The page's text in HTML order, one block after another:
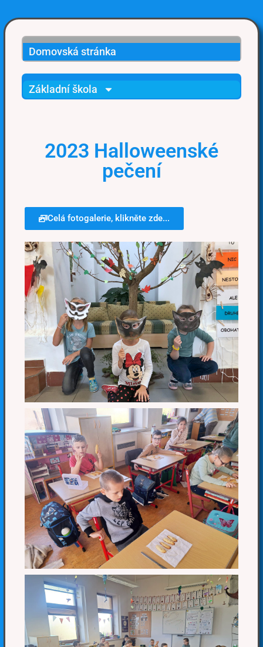
Domovská stránka
Základní škola
2023 Halloweenské
pečení
Celá fotogalerie, klikněte zde...